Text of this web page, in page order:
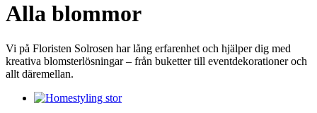
Alla blommor
Vi på Floristen Solrosen har lång erfarenhet och hjälper dig med
kreativa blomsterlösningar – från buketter till eventdekorationer och
allt däremellan.